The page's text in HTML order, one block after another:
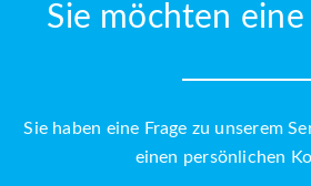
Sie möchten
Sie haben eine Frage zu unserem
einen persönlichen